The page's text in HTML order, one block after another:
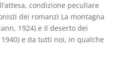
condizione peculiare
dei romanzi La montagna
1924) e Il deserto dei
e da tutti noi, in qualche